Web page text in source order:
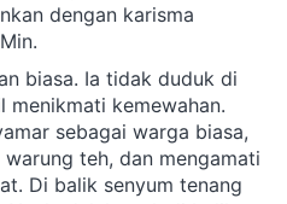
dengan karisma
biasa. Ia tidak duduk di
kemewahan.
sebagai warga biasa,
teh, dan mengamati
Di balik senyum tenang